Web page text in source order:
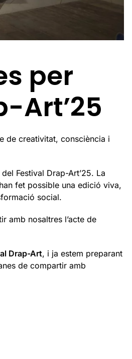
per
Art’25
de creativitat, consciència i
Festival Drap-Art’25. La
fet possible una edició viva,
social.
amb nosaltres l’acte de
Drap-Art, i ja estem preparant
de compartir amb